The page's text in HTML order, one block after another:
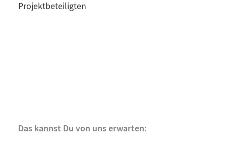
Projektbeteiligten
Das kannst Du von uns erwarten: